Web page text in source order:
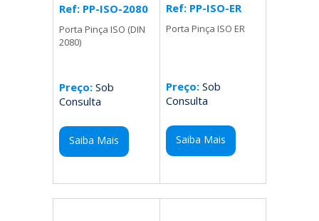
Ref: PP-ISO-2080
Porta Pinça ISO (DIN
2080)
Preço: Sob
Consulta
Saiba Mais
Ref: PP-ISO-ER
Porta Pinça ISO ER
Preço:Sob
Consulta
Saiba Mais